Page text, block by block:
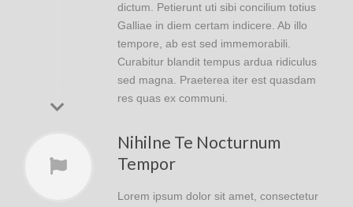
dictum. Petierunt uti sibi concilium totius
Galliae in diem certam indicere. Ab illo
tempore, ab est sed immemorabili.
Curabitur blandit tempus ardua ridiculus
sed magna. Praeterea iter est quasdam
res quas ex communi.
Nihilne Te Nocturnum
Tempor
Lorem ipsum dolor sit amet, consectetur